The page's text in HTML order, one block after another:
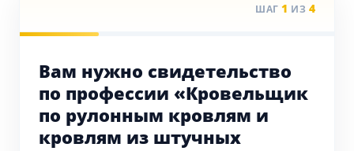
ШАГ 1 ИЗ 4
Вам нужно свидетельство
по профессии «Кровельщик
по рулонным кровлям и
кровлям из штучных